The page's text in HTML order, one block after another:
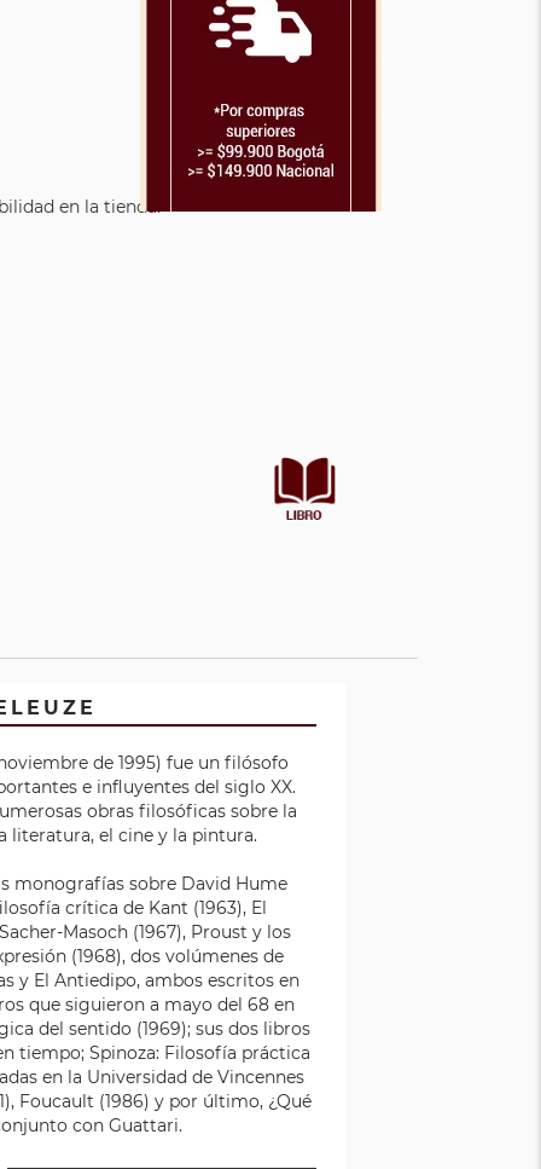
en la tienda.
de 1995)​ fue un filósofo
e influyentes del siglo XX.
obras filosóficas sobre la
literatura, el cine y la pintura.
monografías sobre David Hume
crítica de Kant (1963), El
Masoch (1967), Proust y los
(1968), dos volúmenes de
y El Antiedipo, ambos escritos en
que siguieron a mayo del 68 en
del sentido (1969); sus dos libros
tiempo; Spinoza: Filosofía práctica
en la Universidad de Vincennes
Foucault (1986) y por último, ¿Qué
con Guattari.